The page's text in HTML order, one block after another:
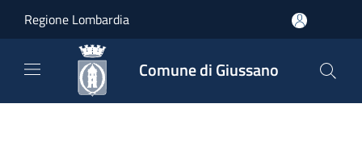
Regione Lombardia
Comune di Giussano